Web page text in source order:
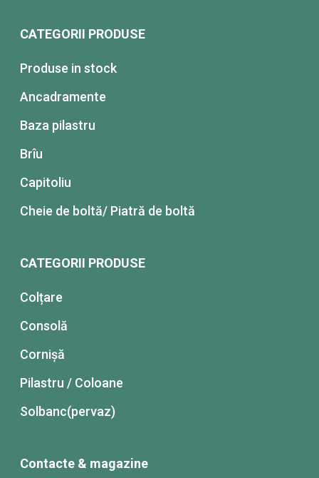
CATEGORII PRODUSE
Produse in stock
Ancadramente
Baza pilastru
Brîu
Capitoliu
Cheie de boltă/ Piatră de boltă
CATEGORII PRODUSE
Colțare
Consolă
Cornișă
Pilastru / Coloane
Solbanc(pervaz)
Contacte & magazine